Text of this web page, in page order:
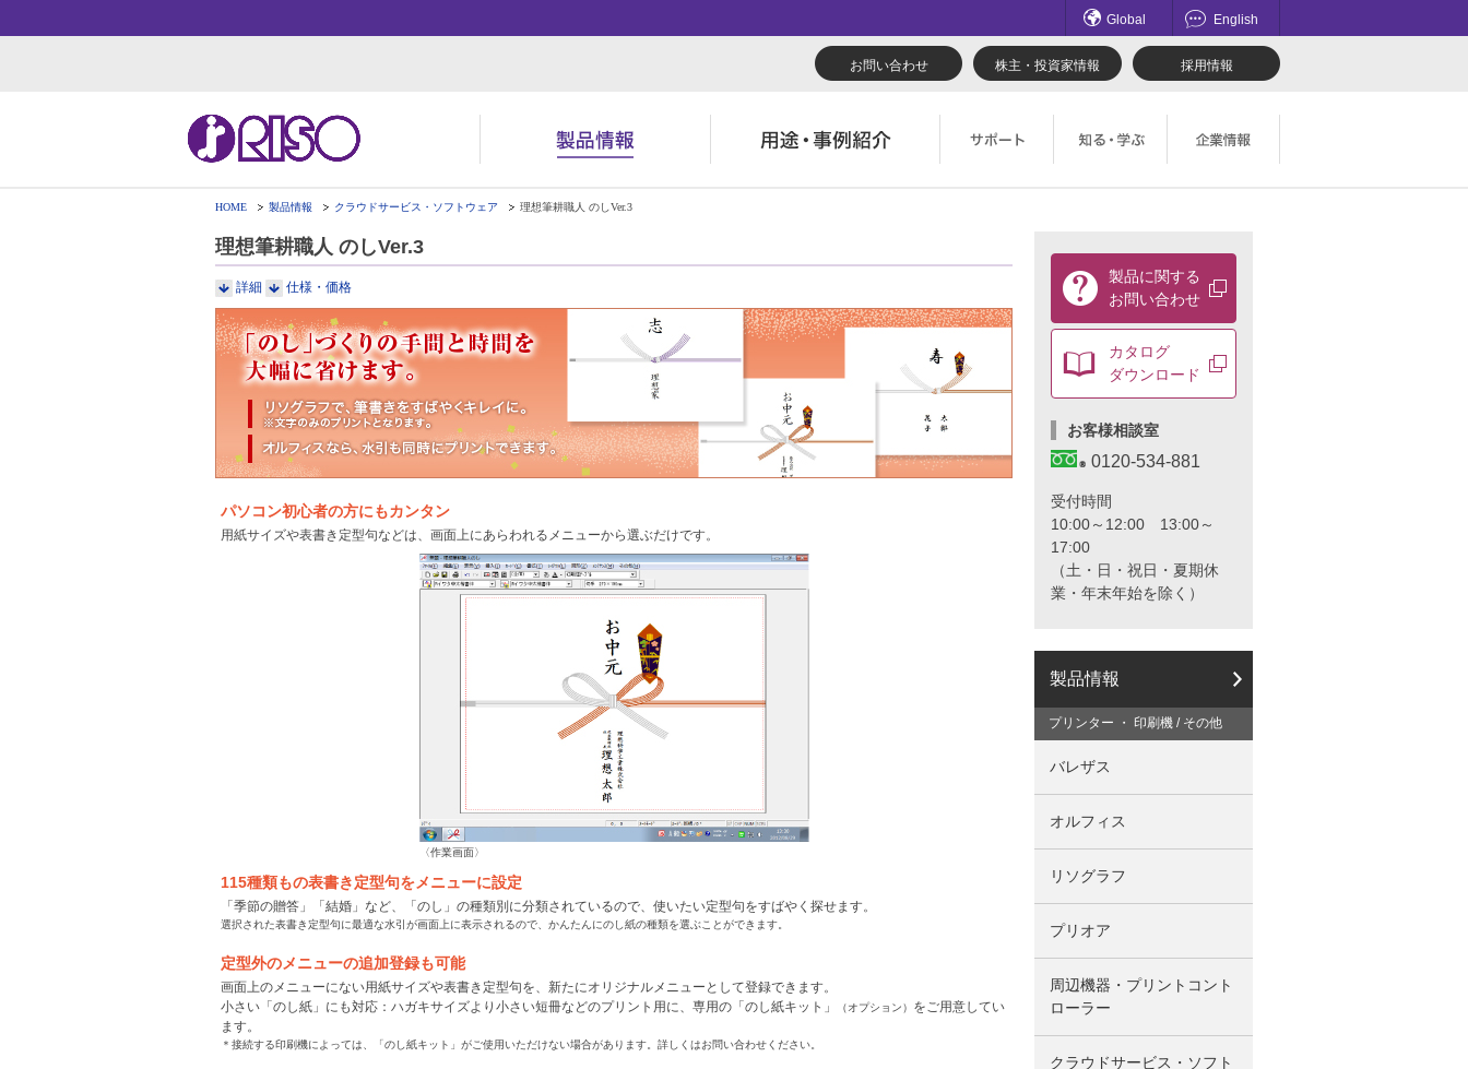
Global English
お問い合わせ 株主・投資家情報 採用情報
用途・事例紹介 トップ
サポート トップ
知る・学ぶTOP
鹿島アントラーズ応援サイト
企業情報TOP
採用情報
株主・投資家情報 環境への取り組み 社会とのかかわり
HOME 製品情報 クラウドサービス・ソフトウェア 理想筆耕職人 のしVer.3
理想筆耕職人 のしVer.3
詳細 仕様・価格
パソコン初心者の方にもカンタン
用紙サイズや表書き定型句などは、画面上にあらわれるメニューから選ぶだけです。
〈作業画面〉
115種類もの表書き定型句をメニューに設定
「季節の贈答」「結婚」など、「のし」の種類別に分類されているので、使いたい定型句をすばやく探せます。
選択された表書き定型句に最適な水引が画面上に表示されるので、かんたんにのし紙の種類を選ぶことができます。
定型外のメニューの追加登録も可能
画面上のメニューにない用紙サイズや表書き定型句を、新たにオリジナルメニューとして登録できます。
小さい「のし紙」にも対応：ハガキサイズより小さい短冊などのプリント用に、専用の「のし紙キット」
（オプション） をご用意してい
ます。
＊接続する印刷機によっては、「のし紙キット」がご使用いただけない場合があります。詳しくはお問い合わせください。
製
に
関
す
る
お
問
わ
と
カ
タ
ロ
グ
の
求
は
こ
ち
ら
ら
製品に関する
お問い合わせ
カタログ
ダウンロード
お客様相談室
0120-534-881
受付時間
10:00～12:00 13:00～
17:00
（土・日・祝日・夏期休
業・年末年始を除く）
製品情報
プリンター ・ 印刷機 / その他
バレザス
オルフィス
リソグラフ
プリオア
周辺機器・プリントコント
ローラー
クラウドサービス・ソフト